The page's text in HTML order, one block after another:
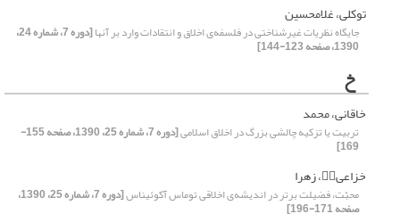
توکلی، غلامحسین
جایگاه نظریات غیرشناختی در فلسفه‌ی اخلاق و انتقادات وارد بر آنها [دوره 7، شماره 24،
1390، صفحه 123-144]
خ
خاقانی، محمد
تربیت یا تزکیه چالشی بزرگ در اخلاق اسلامی [دوره 7، شماره 25، 1390، صفحه 155-
169]
خزاعی، زهرا
محبّت، فضیلت برتر در اندیشه‌ی اخلاقی توماس آکوئیناس [دوره 7، شماره 25، 1390،
صفحه 171-196]